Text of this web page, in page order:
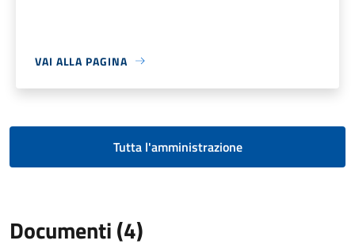
VAI ALLA PAGINA
Tutta l'amministrazione
Documenti (4)